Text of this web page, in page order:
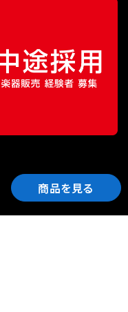
商品を見る